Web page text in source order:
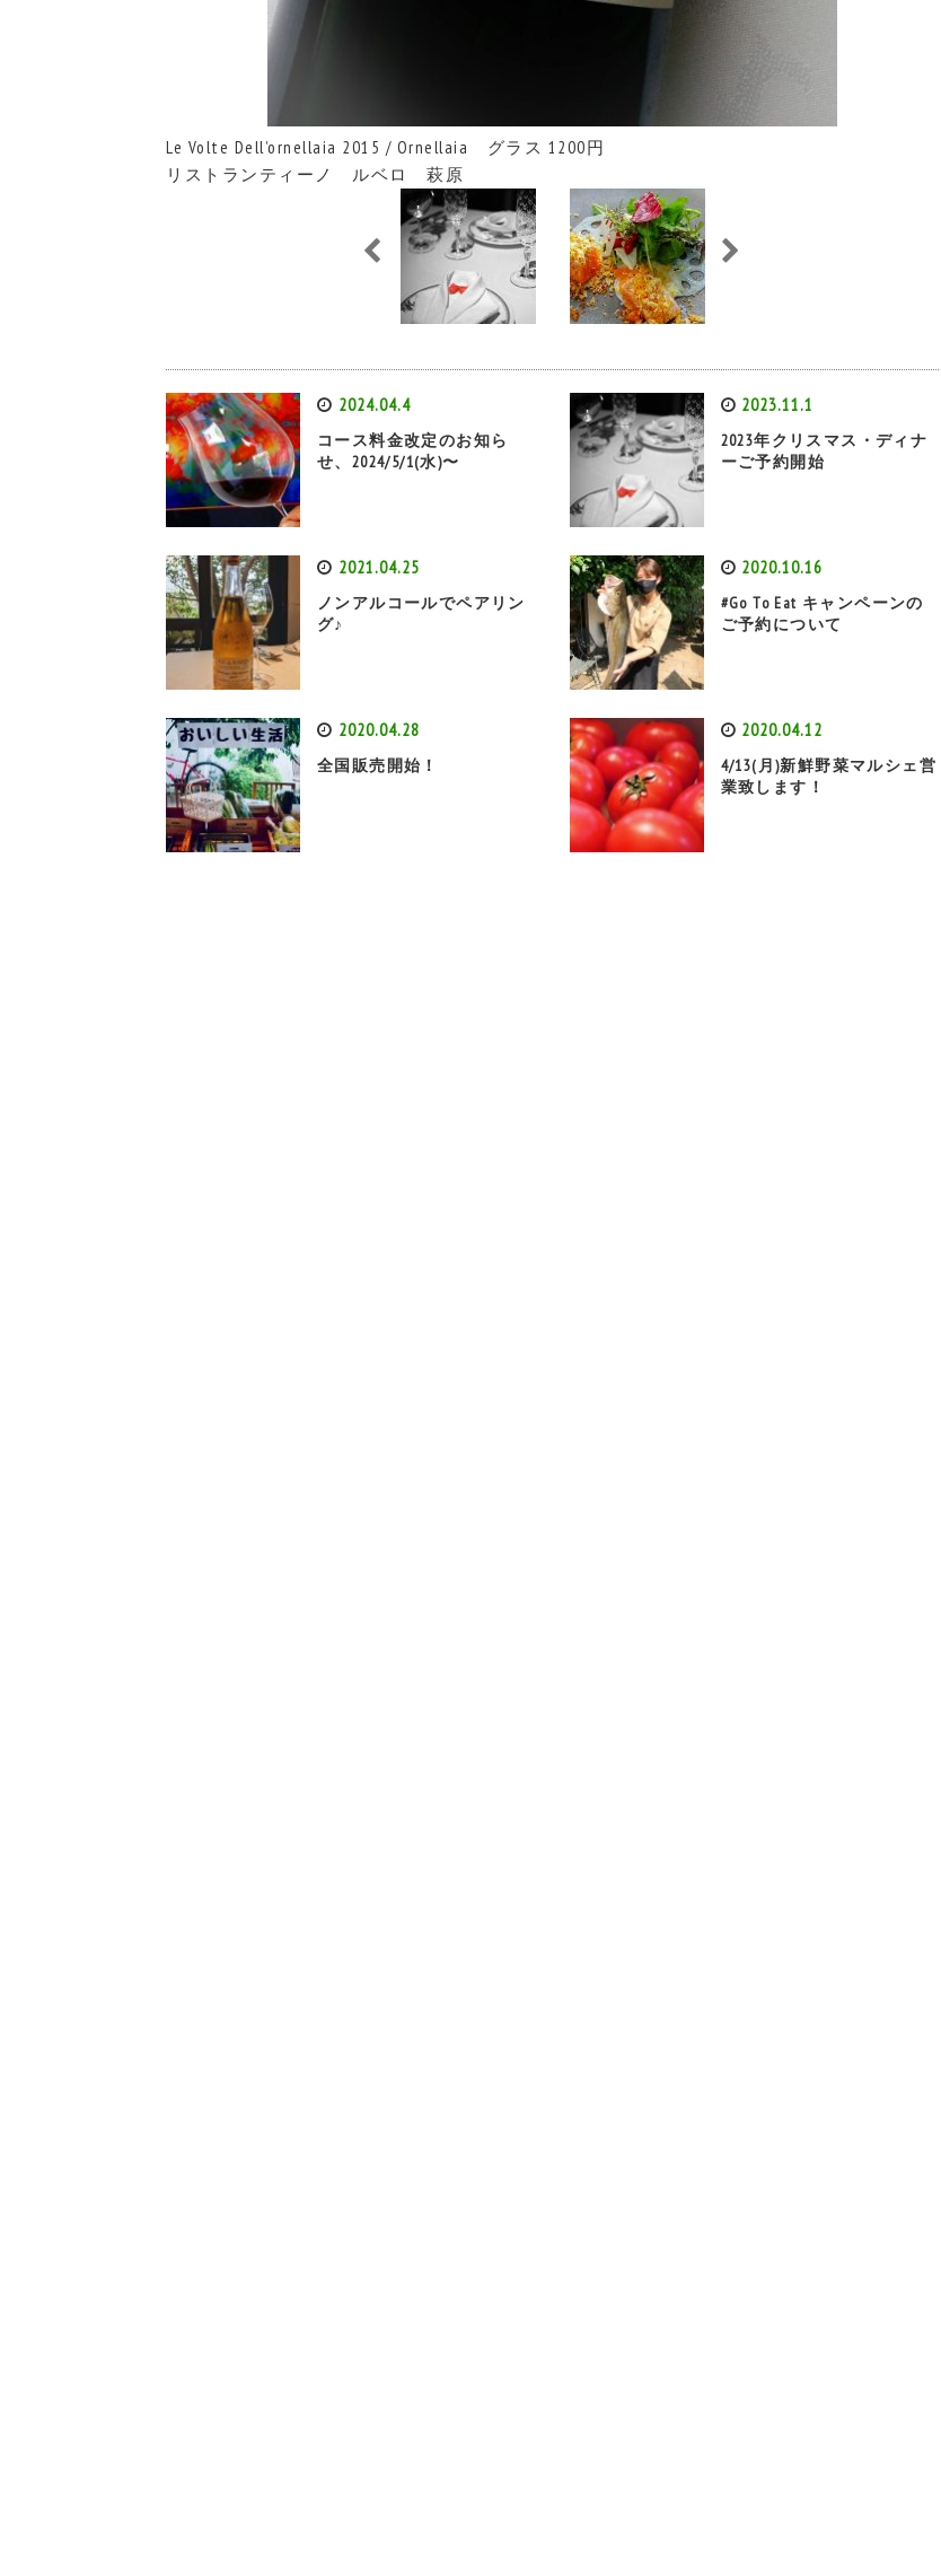
Le Volte Dell’ornellaia 2015 / Ornellaia グラス 1200円
リストランティーノ ルベロ 萩原
2024.04.4
コース料金改定のお知ら
せ、2024/5/1(水)〜
2023.11.1
2023年クリスマス・ディナ
ーご予約開始
2021.04.25
ノンアルコールでペアリン
グ♪
2020.10.16
#Go To Eat キャンペーンの
ご予約について
2020.04.28
全国販売開始！
2020.04.12
4/13(月)新鮮野菜マルシェ営
業致します！